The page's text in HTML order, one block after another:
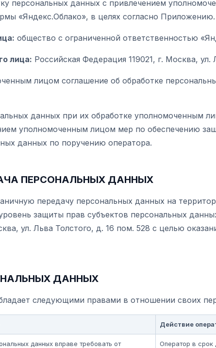
персональных данных с привлечением
«Яндекс.Облако», в целях согласно Приложению.
общество с ограниченной ответственностью
лица: Российская Федерация 119021, г. Москва,
лицом соглашение об обработке
данных при их обработке уполномоченным
уполномоченным лицом мер по обеспечению
данных по поручению оператора.
ПЕРСОНАЛЬНЫХ ДАННЫХ
передачу персональных данных на
защиты прав субъектов персональных
ул. Льва Толстого, д. 16 пом. 528 с целью
ДАННЫХ
следующими правами в отношении своих
Действие
данных вправе требовать от
Оператор в срок